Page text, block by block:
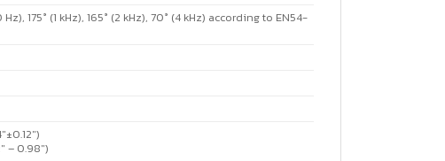
175° (1 kHz), 165° (2 kHz), 70° (4 kHz) according to EN54-
– 0.98″)